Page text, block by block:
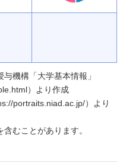
機構「大学基本情報」
）より作成
portraits.niad.ac.jp/）より
むことがあります。